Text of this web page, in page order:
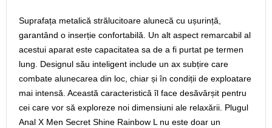
Suprafața metalică strălucitoare alunecă cu ușurință,
garantând o inserție confortabilă. Un alt aspect remarcabil al
acestui aparat este capacitatea sa de a fi purtat pe termen
lung. Designul său inteligent include un ax subțire care
combate alunecarea din loc, chiar și în condiții de exploatare
mai intensă. Această caracteristică îl face desăvârșit pentru
cei care vor să exploreze noi dimensiuni ale relaxării. Plugul
Anal X Men Secret Shine Rainbow L nu este doar un